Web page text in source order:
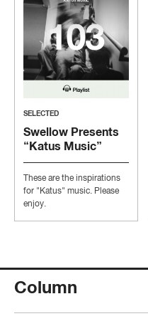
SELECTED
Swellow Presents
“Katus Music”
These are the inspirations
for "Katus" music. Please
enjoy.
Column